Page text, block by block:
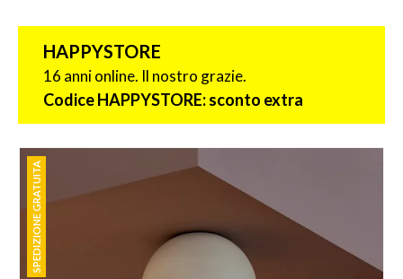
HAPPYSTORE
16 anni online. Il nostro grazie.
Codice HAPPYSTORE: sconto extra
SPEDIZIONE GRATUITA
SPEDIZIONE GRATUITA